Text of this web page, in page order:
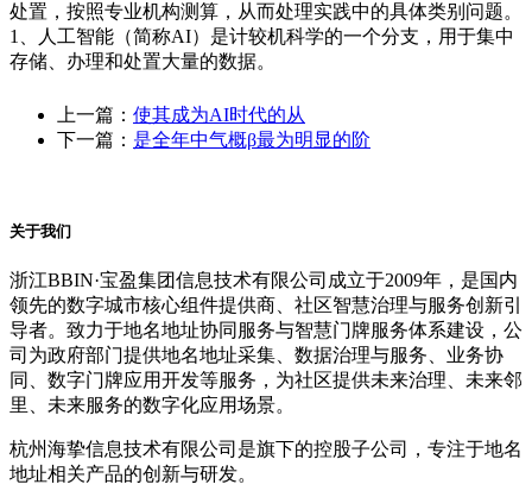
处置，按照专业机构测算，从而处理实践中的具体类别问题。
1、人工智能（简称AI）是计较机科学的一个分支，用于集中
存储、办理和处置大量的数据。
上一篇： 使其成为AI时代的从
下一篇： 是全年中气概β最为明显的阶
关于我们
浙江BBIN·宝盈集团信息技术有限公司成立于2009年，是国内
领先的数字城市核心组件提供商、社区智慧治理与服务创新引
导者。致力于地名地址协同服务与智慧门牌服务体系建设，公
司为政府部门提供地名地址采集、数据治理与服务、业务协
同、数字门牌应用开发等服务，为社区提供未来治理、未来邻
里、未来服务的数字化应用场景。
杭州海挚信息技术有限公司是旗下的控股子公司，专注于地名
地址相关产品的创新与研发。